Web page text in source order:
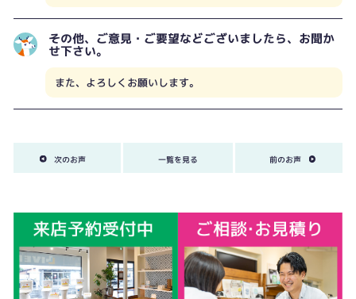
その他、ご意見・ご要望などございましたら、お聞か
せ下さい。
また、よろしくお願いします。
次のお声 一覧を見る 前のお声